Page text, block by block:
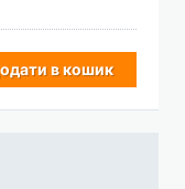
в кошик